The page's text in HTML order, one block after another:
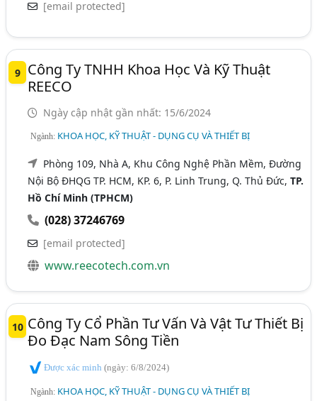
[email protected]
9
Công Ty TNHH Khoa Học Và Kỹ Thuật
REECO
Ngày cập nhật gần nhất: 15/6/2024
Ngành: KHOA HỌC, KỸ THUẬT - DỤNG CỤ VÀ THIẾT BỊ
Phòng 109, Nhà A, Khu Công Nghệ Phần Mềm, Đường
Nội Bộ ĐHQG TP. HCM, KP. 6, P. Linh Trung, Q. Thủ Đức,TP.
Hồ Chí Minh (TPHCM)
(028) 37246769
[email protected]
www.reecotech.com.vn
10 Công Ty Cổ Phần Tư Vấn Và Vật Tư Thiết Bị
Đo Đạc Nam Sông Tiền
Được xác minh(ngày: 6/8/2024)
Ngành: KHOA HỌC, KỸ THUẬT - DỤNG CỤ VÀ THIẾT BỊ